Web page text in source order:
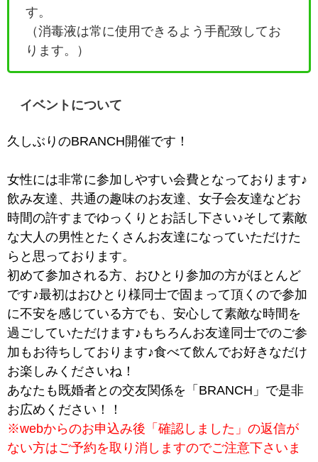
す。
（消毒液は常に使用できるよう手配致してお
ります。）
イベントについて
久しぶりのBRANCH開催です！
女性には非常に参加しやすい会費となっております♪
飲み友達、共通の趣味のお友達、女子会友達などお
時間の許すまでゆっくりとお話し下さい♪そして素敵
な大人の男性とたくさんお友達になっていただけた
らと思っております。
初めて参加される方、おひとり参加の方がほとんど
です♪最初はおひとり様同士で固まって頂くので参加
に不安を感じている方でも、安心して素敵な時間を
過ごしていただけます♪もちろんお友達同士でのご参
加もお待ちしております♪食べて飲んでお好きなだけ
お楽しみくださいね！
あなたも既婚者との交友関係を「BRANCH」で是非
お広めください！！
※webからのお申込み後「確認しました」の返信が
ない方はご予約を取り消しますのでご注意下さいま